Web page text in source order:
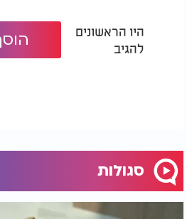
היו הראשונים
להגיב
סגולות